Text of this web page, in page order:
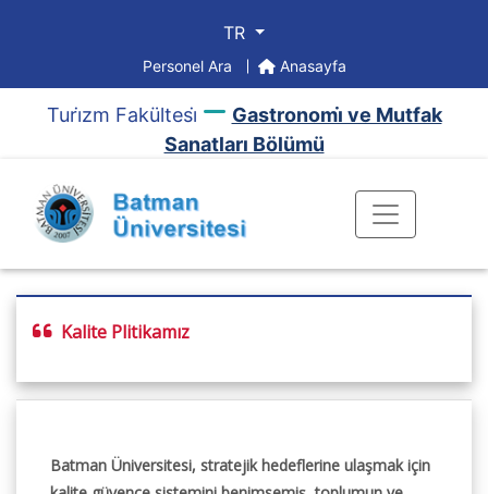
TR
Personel Ara Anasayfa
Turi̇zm Fakültesi̇
Gastronomi̇ ve Mutfak
Sanatları Bölümü
Kalite Plitikamız
Batman Üniversitesi, stratejik hedeflerine ulaşmak için